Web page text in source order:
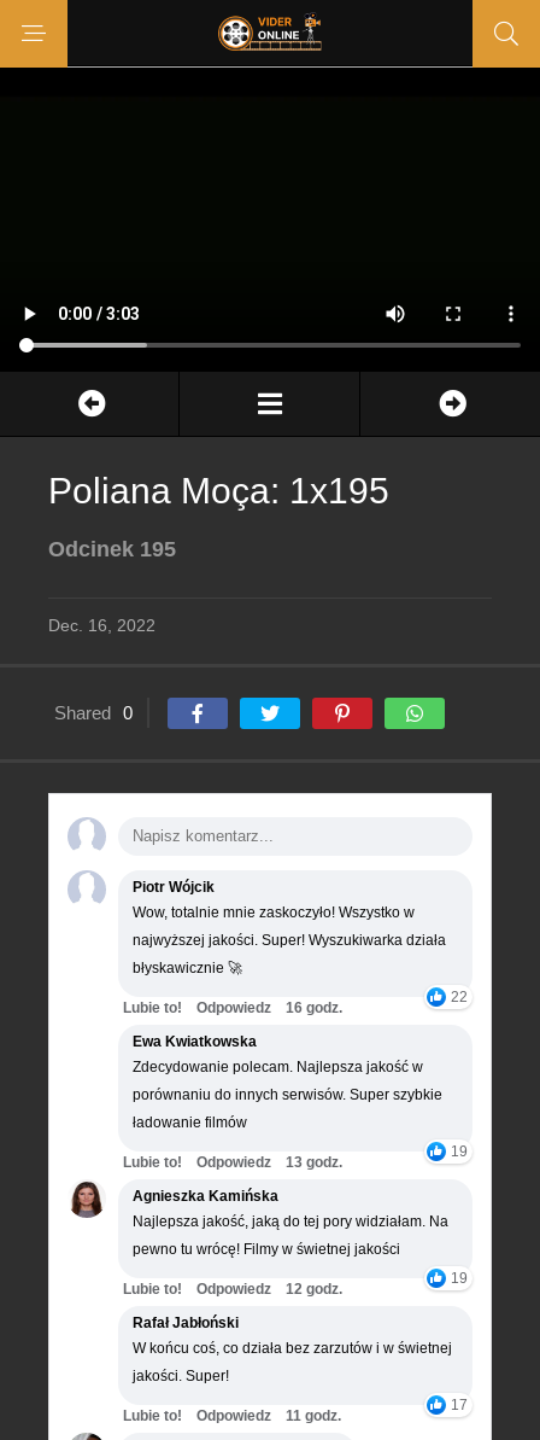
Poliana Moça: 1x195
Odcinek 195
Dec. 16, 2022
Shared 0
Piotr Wójcik
Wow, totalnie mnie zaskoczyło! Wszystko w
najwyższej jakości. Super! Wyszukiwarka działa
błyskawicznie 🚀
22
Lubie to! Odpowiedz
16 godz.
Ewa Kwiatkowska
Zdecydowanie polecam. Najlepsza jakość w
porównaniu do innych serwisów. Super szybkie
ładowanie filmów
19
Lubie to! Odpowiedz
13 godz.
Agnieszka Kamińska
Najlepsza jakość, jaką do tej pory widziałam. Na
pewno tu wrócę! Filmy w świetnej jakości
19
Lubie to! Odpowiedz
12 godz.
Rafał Jabłoński
W końcu coś, co działa bez zarzutów i w świetnej
jakości. Super!
17
Lubie to! Odpowiedz
11 godz.